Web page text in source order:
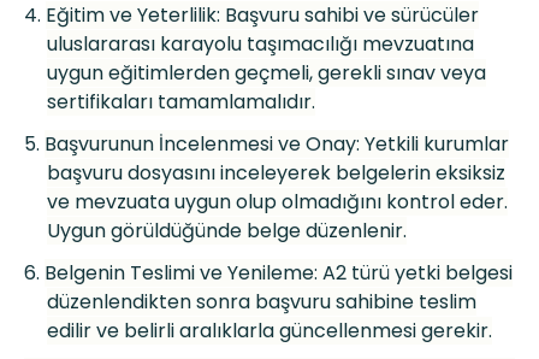
4. Eğitim ve Yeterlilik: Başvuru sahibi ve sürücüler
uluslararası karayolu taşımacılığı mevzuatına
uygun eğitimlerden geçmeli, gerekli sınav veya
sertifikaları tamamlamalıdır.
5. Başvurunun İncelenmesi ve Onay: Yetkili kurumlar
başvuru dosyasını inceleyerek belgelerin eksiksiz
ve mevzuata uygun olup olmadığını kontrol eder.
Uygun görüldüğünde belge düzenlenir.
6. Belgenin Teslimi ve Yenileme: A2 türü yetki belgesi
düzenlendikten sonra başvuru sahibine teslim
edilir ve belirli aralıklarla güncellenmesi gerekir.